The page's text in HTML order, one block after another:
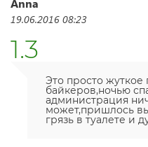
Anna
19.06.2016 08:23
1.3
Это просто жуткое
байкеров,ночью
администрация
может,пришлось
грязь в туалете и